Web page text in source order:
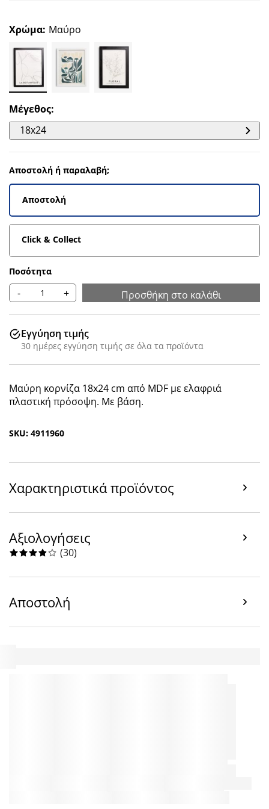
Χρώμα: Μαύρο
Μέγεθος:
18x24
Αποστολή ή παραλαβή;
Αποστολή
Click & Collect
Ποσότητα
- + Προσθήκη στο καλάθι
Εγγύηση τιμής
30 ημέρες εγγύηση τιμής σε όλα τα προϊόντα
Μαύρη κορνίζα 18x24 cm από MDF με ελαφριά
πλαστική πρόσοψη. Με βάση.
SKU: 4911960
Χαρακτηριστικά προϊόντος
Αξιολογήσεις
(30)
Αποστολή